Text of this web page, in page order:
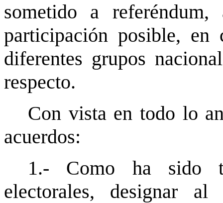
sometido a
participación posible, en
diferentes grupos
respecto.
Con vista en todo lo
acuerdos:
1.- Como ha sido
electorales, designar